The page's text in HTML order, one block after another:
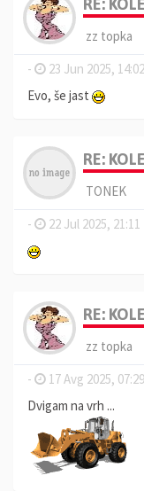
RE:
zz topka
-
23 Jun 2025, 14:02
Evo, še jast
RE:
TONEK
-
22 Jul 2025, 21:11
RE:
zz topka
-
17 Avg 2025, 07:29
Dvigam na vrh ...